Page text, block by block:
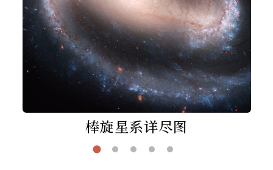
棒旋星系详尽图